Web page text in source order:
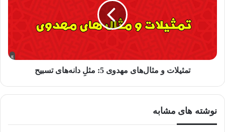
را سر می دادند تا اینکه نور نبوت به دانیال(علیه السلام) رسید…
تمثیلات و مثال‌های مهدوی 5: مثلِ دانه‌های تسبیح
نوشته های مشابه